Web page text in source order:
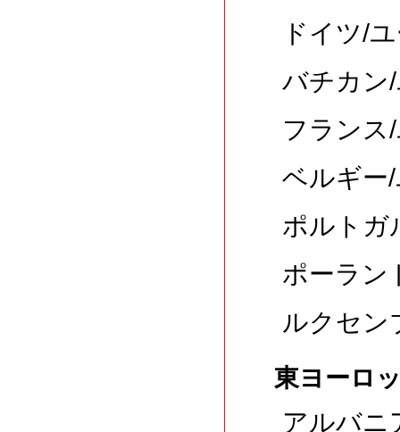
ドイツ/
バチカン
フランス
ベルギー
ポルトガ
ポーラン
ルクセン
東ヨーロ
アルバニ